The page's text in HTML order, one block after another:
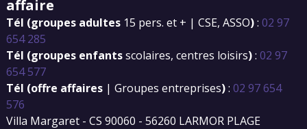
affaire
Tél (groupes adultes 15 pers. et + | CSE, ASSO): 02 97
654 285
Tél (groupes enfantsscolaires, centres loisirs): 02 97
654 577
Tél (offre affaires | Groupes entreprises): 02 97 654
576
Villa Margaret - CS 90060 - 56260 LARMOR PLAGE